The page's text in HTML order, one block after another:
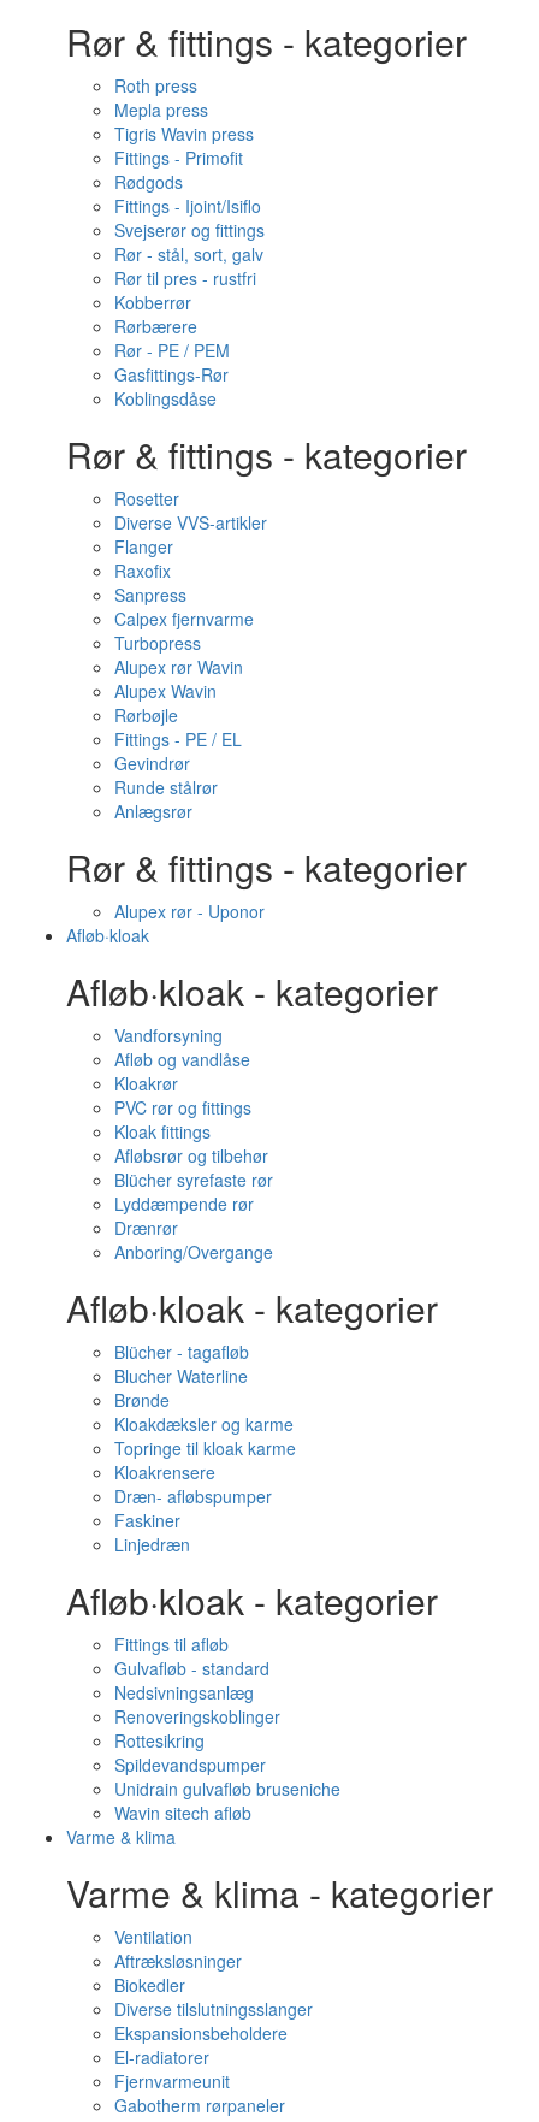
Rør & fittings - kategorier
Roth press
Mepla press
Tigris Wavin press
Fittings - Primofit
Rødgods
Fittings - Ijoint/Isiflo
Svejserør og fittings
Rør - stål, sort, galv
Rør til pres - rustfri
Kobberrør
Rørbærere
Rør - PE / PEM
Gasfittings-Rør
Koblingsdåse
Rør & fittings - kategorier
Rosetter
Diverse VVS-artikler
Flanger
Raxofix
Sanpress
Calpex fjernvarme
Turbopress
Alupex rør Wavin
Alupex Wavin
Rørbøjle
Fittings - PE / EL
Gevindrør
Runde stålrør
Anlægsrør
Rør & fittings - kategorier
Alupex rør - Uponor
Afløb·kloak
Afløb·kloak - kategorier
Vandforsyning
Afløb og vandlåse
Kloakrør
PVC rør og fittings
Kloak fittings
Afløbsrør og tilbehør
Blücher syrefaste rør
Lyddæmpende rør
Drænrør
Anboring/Overgange
Afløb·kloak - kategorier
Blücher - tagafløb
Blucher Waterline
Brønde
Kloakdæksler og karme
Topringe til kloak karme
Kloakrensere
Dræn- afløbspumper
Faskiner
Linjedræn
Afløb·kloak - kategorier
Fittings til afløb
Gulvafløb - standard
Nedsivningsanlæg
Renoveringskoblinger
Rottesikring
Spildevandspumper
Unidrain gulvafløb bruseniche
Wavin sitech afløb
Varme & klima
Varme & klima - kategorier
Ventilation
Aftræksløsninger
Biokedler
Diverse tilslutningsslanger
Ekspansionsbeholdere
El-radiatorer
Fjernvarmeunit
Gabotherm rørpaneler